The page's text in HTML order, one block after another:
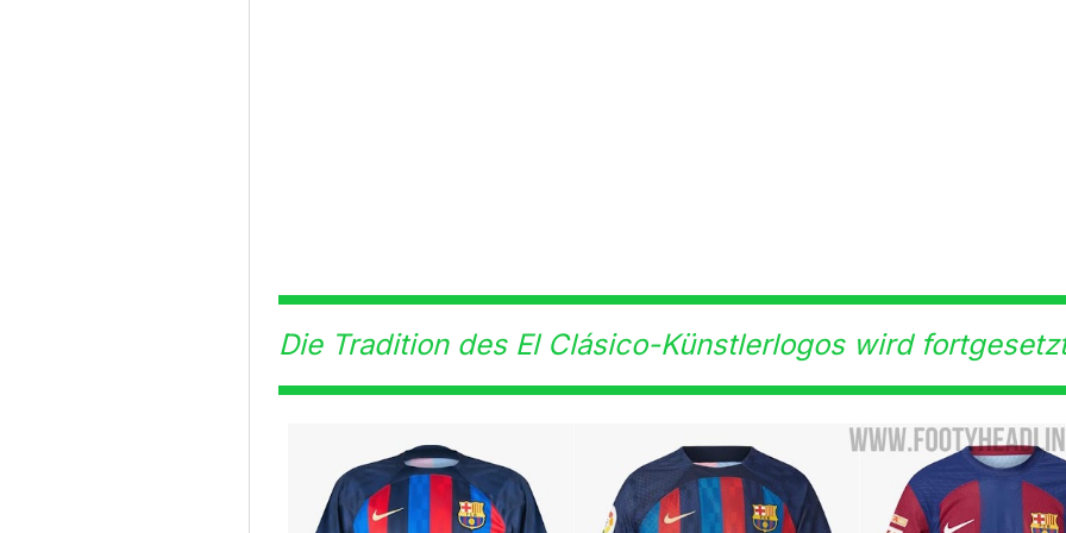
Die Tradition des El Clásico-Künstlerlogos wird